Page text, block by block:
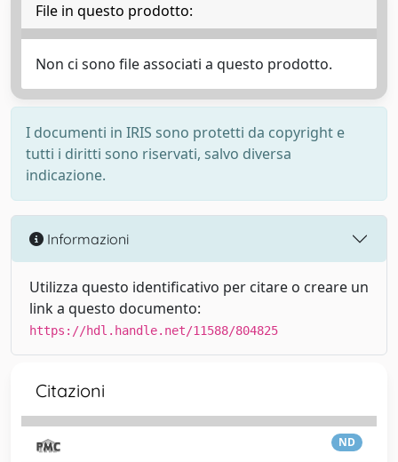
File in questo prodotto:
Non ci sono file associati a questo prodotto.
I documenti in IRIS sono protetti da copyright e
tutti i diritti sono riservati, salvo diversa
indicazione.
Informazioni
Utilizza questo identificativo per citare o creare un
link a questo documento:
https://hdl.handle.net/11588/804825
Citazioni
ND